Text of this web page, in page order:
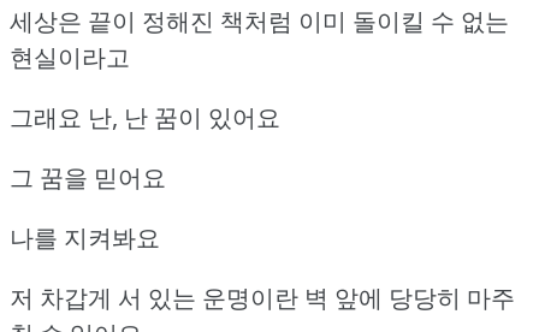
세상은 끝이 정해진 책처럼 이미 돌이킬 수 없는
현실이라고
그래요 난, 난 꿈이 있어요
그 꿈을 믿어요
나를 지켜봐요
저 차갑게 서 있는 운명이란 벽 앞에 당당히 마주